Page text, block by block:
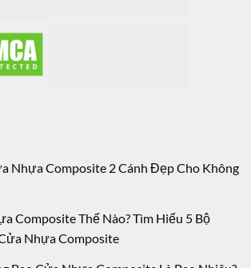
Nhựa Composite 2 Cánh Đẹp Cho Không
Composite Thế Nào? Tìm Hiểu 5 Bộ
Nhựa Composite
Bao Cửa Nhựa Composite Là Bao Nhiêu?
Ý Khi Thi Công